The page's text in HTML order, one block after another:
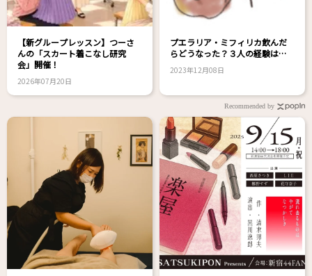
【新グループレッスン】つーさ
んの「スカート着こなし研究
会」開催！
2026年07月20日
プエラリア・ミフィリカ飲んだ
らどうなった？３人の経験は…
2023年12月08日
Recommended by